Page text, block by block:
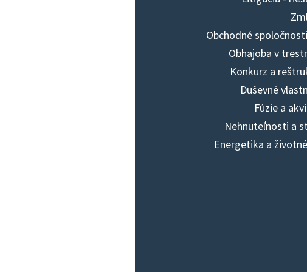
Obchodné
Obhajoba v
Konkurz a
Duševné
Fúzie a
Nehnuteľnosti a
Energetika a